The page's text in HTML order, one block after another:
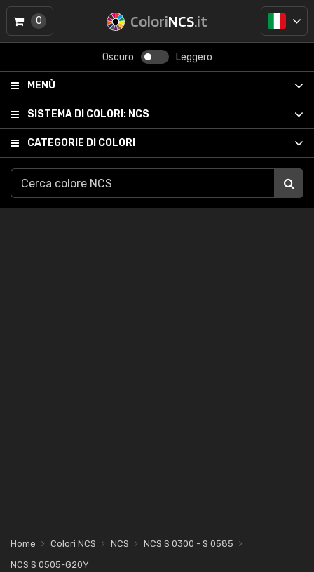
ColoriNCS.it
Oscuro Leggero
MENÙ
SISTEMA DI COLORI: NCS
CATEGORIE DI COLORI
0
Home Colori NCS NCS
NCS S 0300 - S 0585
NCS S 0505-G20Y